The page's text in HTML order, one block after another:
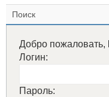
Поиск
Добро пожаловать,
Логин:
Пароль: